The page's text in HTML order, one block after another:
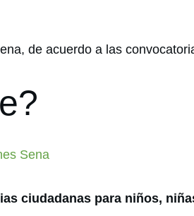
de acuerdo a las
Sena
ciudadanas para niños,